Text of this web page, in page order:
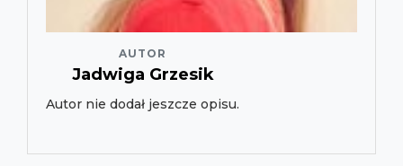
AUTOR
Jadwiga Grzesik
Autor nie dodał jeszcze opisu.